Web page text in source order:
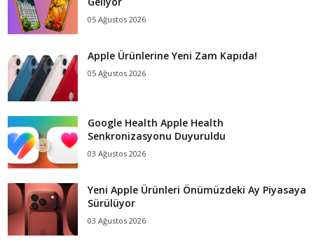
05 Ağustos 2026
Apple Ürünlerine Yeni Zam Kapıda!
05 Ağustos 2026
Google Health Apple Health
Senkronizasyonu Duyuruldu
03 Ağustos 2026
Yeni Apple Ürünleri Önümüzdeki Ay Piyasaya
Sürülüyor
03 Ağustos 2026